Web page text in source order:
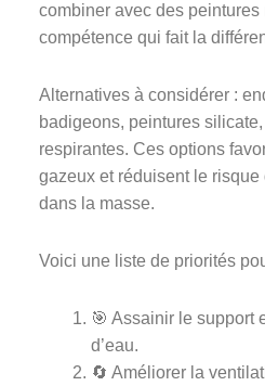
combiner avec des
compétence qui fait la
Alternatives à considérer :
badigeons, peintures
respirantes. Ces options
gazeux et réduisent le risque
dans la masse.
Voici une liste de priorités
🎯 Assainir le support
d’eau.
🔄 Améliorer la